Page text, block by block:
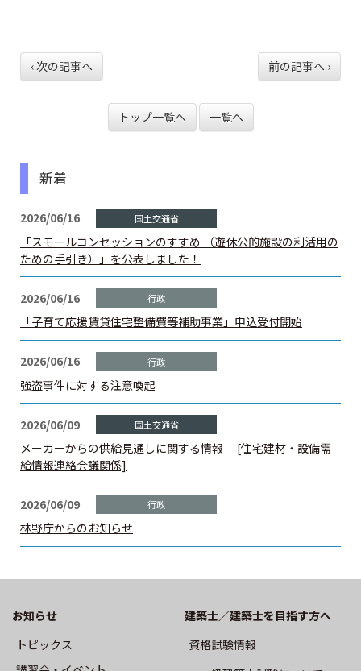
二級・木造建築士の諸手続
二級・木造免許の各手続
建築士定期講習
建築士会を利用する
書籍等の購⼊
⽀部・委員会
関連団体
賛助・特別会員
建築士を探そう
専攻建築士制度
‹ 次の記事へ 前の記事へ ›
トップ一覧へ 一覧へ
新着
2026/06/16
「スモールコンセッションのすすめ （遊休公的施設の利活用の
ための手引き）」を公表しました！
2026/06/16
「子育て応援賃貸住宅整備費等補助事業」申込受付開始
2026/06/16
強盗事件に対する注意喚起
2026/06/09
メーカーからの供給見通しに関する情報 [住宅建材・設備需
給情報連絡会議関係]
2026/06/09
林野庁からのお知らせ
お知らせ
トピックス
建築士／建築士を目指す方へ
資格試験情報